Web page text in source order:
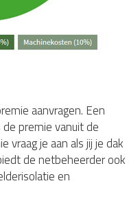
aanvragen. Een
premie vanuit de
vraag je aan als jij je dak
de netbeheerder ook
en